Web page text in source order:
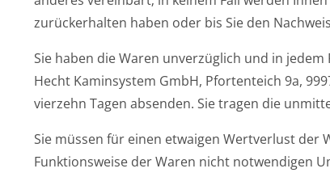
zurückerhalten haben oder bis Sie den
Sie haben die Waren unverzüglich und in
Hecht Kaminsystem GmbH, Pfortenteich 9a,
vierzehn Tagen absenden. Sie tragen die
Sie müssen für einen etwaigen Wertverlust der
Funktionsweise der Waren nicht notwendigen